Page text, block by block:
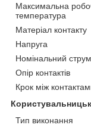
Максимальна
температура
Матеріал контакту
Напруга
Номінальний струм
Опір контактів
Крок між
Тип виконання